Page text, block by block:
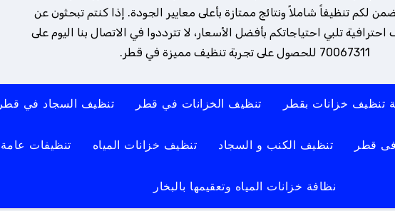
لكم تنظيفاً شاملاً ونتائج ممتازة بأعلى معايير الجودة. إذا كنتم تبحثون عن
تلبي احتياجاتكم بأفضل الأسعار، لا تترددوا في الاتصال بنا اليوم على
70067311 للحصول على تجربة تنظيف مميزة في قطر.
تنظيف خزانات بقطر تنظيف الخزانات في قطر تنظيف السجاد في قطر
قطر تنظيف الكنب و السجاد تنظيف خزانات المياه تنظيفات عامة
نظافة خزانات المياه وتعقيمها بالبخار